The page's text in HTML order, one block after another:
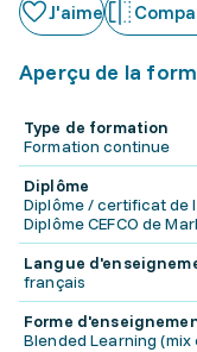
J'aime
Aperçu de la
Type de formation
Formation continue
Diplôme
Diplôme / certificat de
Diplôme CEFCO de
Langue
français
Forme
Blended Learning